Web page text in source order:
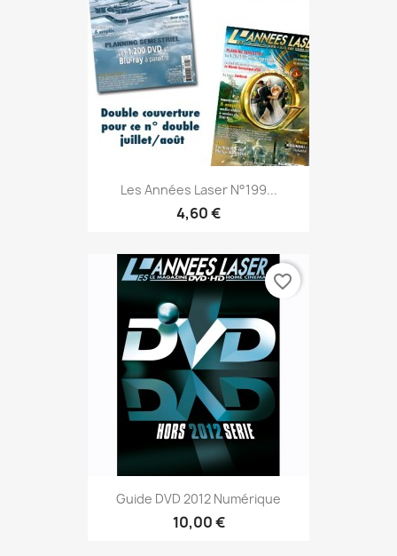
Les Années Laser N°199...
4,60 €
Guide DVD 2012 Numérique
10,00 €
favorite_border